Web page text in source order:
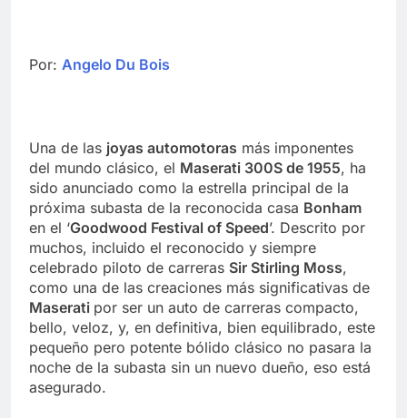
Por: Angelo Du Bois
Una de las joyas automotoras más imponentes
del mundo clásico, el Maserati 300S de 1955, ha
sido anunciado como la estrella principal de la
próxima subasta de la reconocida casa Bonham
en el ‘Goodwood Festival of Speed’. Descrito por
muchos, incluido el reconocido y siempre
celebrado piloto de carreras Sir Stirling Moss,
como una de las creaciones más significativas de
Maserati por ser un auto de carreras compacto,
bello, veloz, y, en definitiva, bien equilibrado, este
pequeño pero potente bólido clásico no pasara la
noche de la subasta sin un nuevo dueño, eso está
asegurado.